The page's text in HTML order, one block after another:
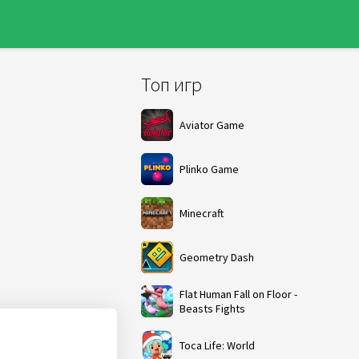
Топ игр
Aviator Game
Plinko Game
Minecraft
Geometry Dash
Flat Human Fall on Floor -
Beasts Fights
Toca Life: World